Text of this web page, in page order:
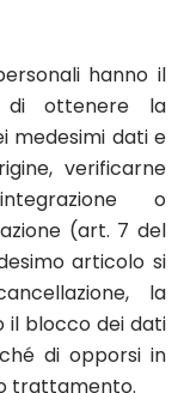
hanno il
di ottenere la
medesimi dati e
verificarne
o
(art. 7 del
articolo si
la
il blocco dei dati
di opporsi in
trattamento.